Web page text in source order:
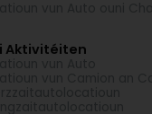
Aktivitéiten